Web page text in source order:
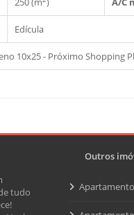
Edícula
10x25 - Próximo Shopping
tudo
Outros